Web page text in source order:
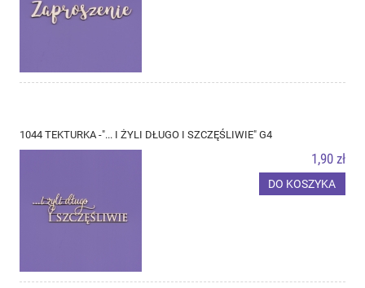
1044 TEKTURKA -"... I ŻYLI DŁUGO I SZCZĘŚLIWIE" G4
1,90 zł
DO KOSZYKA